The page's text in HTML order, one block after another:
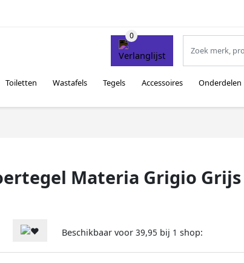
Toiletten Wastafels Tegels Accessoires Onderdelen
Materia Grigio Grijs
Beschikbaar voor 39,95 bij 1 shop: